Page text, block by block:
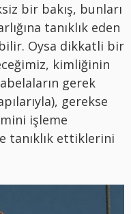
bir bakış, bunları
tanıklık eden
Oysa dikkatli bir
kimliğinin
gerek
gerekse
işleme
tanıklık ettiklerini